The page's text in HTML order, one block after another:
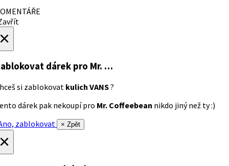
dárek pro Mr. …
si zablokovat kulich VANS?
dárek pak nekoupí pro Mr. Coffeebean nikdo jiný než ty :)
zablokovat
× Zpět